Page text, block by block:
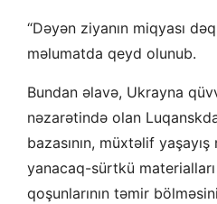
“Dəyən ziyanın miqyası
məlumatda qeyd olunub.
Bundan əlavə, Ukrayna
nəzarətində olan
bazasının, müxtəlif
yanacaq-sürtkü materialları
qoşunlarının təmir